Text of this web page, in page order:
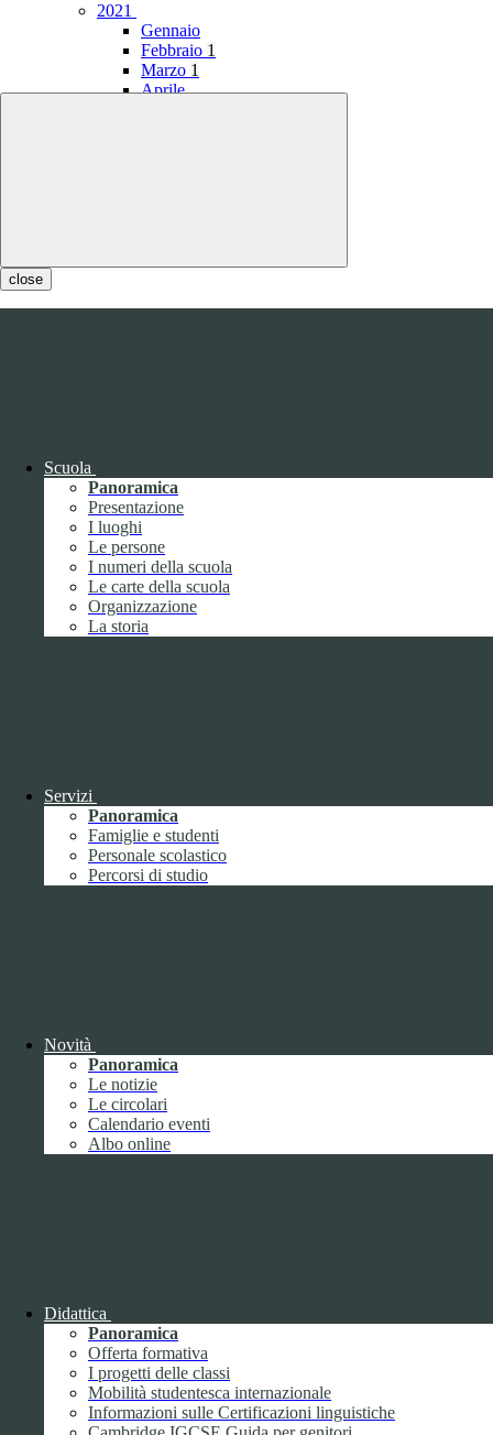
close
Scuola
Panoramica
Presentazione
I luoghi
Le persone
I numeri della scuola
Le carte della scuola
Organizzazione
La storia
Servizi
Panoramica
Famiglie e studenti
Personale scolastico
Percorsi di studio
Novità
Panoramica
Le notizie
Le circolari
Calendario eventi
Albo online
Didattica
Panoramica
Offerta formativa
I progetti delle classi
Mobilità studentesca internazionale
Informazioni sulle Certificazioni linguistiche
2021
Gennaio
Febbraio 1
Marzo 1
Aprile
Marzo8
Aprile
Maggio
Giugno
Luglio
Agosto
Settembre3
Ottobre
Novembre
2019
Gennaio1
Febbraio
Marzo
Dicembre
Maggio
Giugno2
Luglio
Agosto1
Settembre